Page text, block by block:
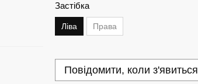
Застібка
Ліва Права
Повідомити, коли з'явиться